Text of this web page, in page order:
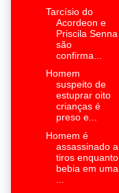
Tarcísio do
Acordeon e
Priscila Senna
são
confirma...
Homem
suspeito de
estuprar oito
crianças é
preso e...
Homem é
assassinado a
tiros enquanto
bebia em uma